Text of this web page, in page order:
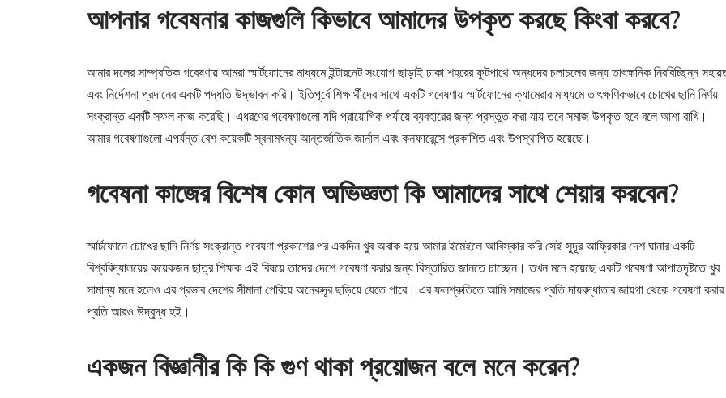
আপনার গবেষনার কাজগুলি কিভাবে আমাদের উপকৃত করছে কিংবা করবে?
আমার দলের সাম্প্রতিক গবেষণায় আমরা স্মার্টফোনের মাধ্যমে ইন্টারনেট সংযোগ ছাড়াই ঢাকা শহরের ফুটপাথে অন্ধদের চলাচলের জন্য তাৎক্ষনিক নিরবিচ্ছিন্ন
এবং নির্দেশনা প্রদানের একটি পদ্ধতি উদ্ভাবন করি। ইতিপূর্বে শিক্ষার্থীদের সাথে একটি গবেষণায় স্মার্টফোনের ক্যামেরার মাধ্যমে তাৎক্ষণিকভাবে চোখের ছানি নির্ণয়
সংক্রান্ত একটি সফল কাজ করেছি। এধরণের গবেষণাগুলো যদি প্রায়োগিক পর্যায়ে ব্যবহারের জন্য প্রস্তুত করা যায় তবে সমাজ উপকৃত হবে বলে আশা রাখি।
আমার গবেষণাগুলো এপর্যন্ত বেশ কয়েকটি স্বনামধন্য আন্তর্জাতিক জার্নাল এবং কনফারেন্সে প্রকাশিত এবং উপস্থাপিত হয়েছে।
গবেষনা কাজের বিশেষ কোন অভিজ্ঞতা কি আমাদের সাথে শেয়ার করবেন?
স্মার্টফোনে চোখের ছানি নির্ণয় সংক্রান্ত গবেষণা প্রকাশের পর একদিন খুব অবাক হয়ে আমার ইমেইলে আবিস্কার করি সেই সুদূর আফ্রিকার দেশ ঘানার একটি
বিশ্ববিদ্যালয়ের কয়েকজন ছাত্র শিক্ষক এই বিষয়ে তাদের দেশে গবেষণা করার জন্য বিস্তারিত জানতে চাচ্ছেন। তখন মনে হয়েছে একটি গবেষণা আপাতদৃষ্টতে খুব
সামান্য মনে হলেও এর প্রভাব দেশের সীমানা পেরিয়ে অনেকদূর ছড়িয়ে যেতে পারে। এর ফলশ্রুতিতে আমি সমাজের প্রতি দায়বদ্ধাতার জায়গা থেকে গবেষণা করার
প্রতি আরও উদ্বুদ্ধ হই।
একজন বিজ্ঞানীর কি কি গুণ থাকা প্রয়োজন বলে মনে করেন?